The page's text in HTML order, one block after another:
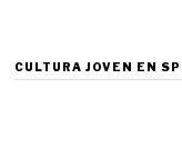
CULTURA JOVEN EN